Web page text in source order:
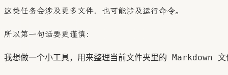
这类任务会涉及更多文件，也可能涉及运行命令。
所以第一句话要更谨慎：